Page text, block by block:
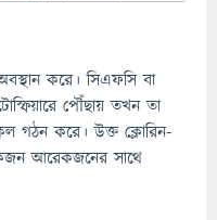
করে। সিএফসি বা
পৌঁছায় তখন তা
গঠন করে। উক্ত ক্লোরিন-
আরেকজনের সাথে